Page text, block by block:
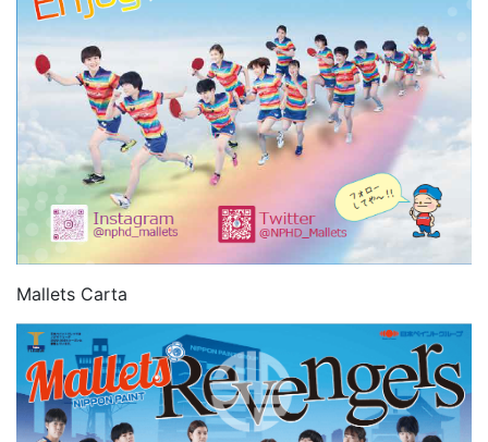
Mallets Carta